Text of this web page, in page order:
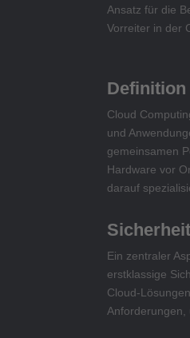
Ansatz für die
Vorreiter in der
Definition
Cloud
und
gemeinsamen
Hardware vor
darauf
Ein zentraler
erstklassige
Cloud-
Anforderungen,